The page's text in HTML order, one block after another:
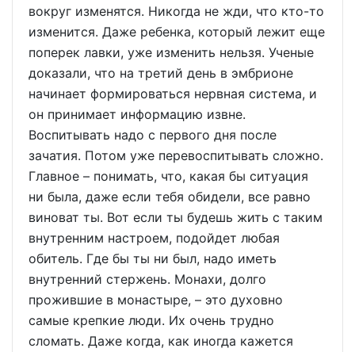
вокруг изменятся. Никогда не жди, что кто-то
изменится. Даже ребенка, который лежит еще
поперек лавки, уже изменить нельзя. Ученые
доказали, что на третий день в эмбрионе
начинает формироваться нервная система, и
он принимает информацию извне.
Воспитывать надо с первого дня после
зачатия. Потом уже перевоспитывать сложно.
Главное – понимать, что, какая бы ситуация
ни была, даже если тебя обидели, все равно
виноват ты. Вот если ты будешь жить с таким
внутренним настроем, подойдет любая
обитель. Где бы ты ни был, надо иметь
внутренний стержень. Монахи, долго
прожившие в монастыре, – это духовно
самые крепкие люди. Их очень трудно
сломать. Даже когда, как иногда кажется